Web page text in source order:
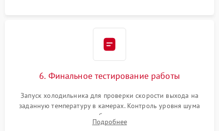
6. Финальное тестирование работы
Запуск холодильника для проверки скорости выхода на
заданную температуру в камерах. Контроль уровня шума
компрессора, отсутствия обмерзания стенок и корректного
срабатывания системы автоматической оттайки.
Подробнее